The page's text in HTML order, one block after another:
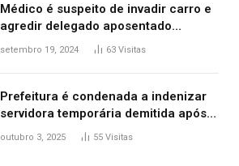
Médico é suspeito de invadir carro e
agredir delegado aposentado
durante confusão no trânsito
setembro 19, 2024 63 Visitas
Prefeitura é condenada a indenizar
servidora temporária demitida após
nascimento da filha
outubro 3, 2025 55 Visitas